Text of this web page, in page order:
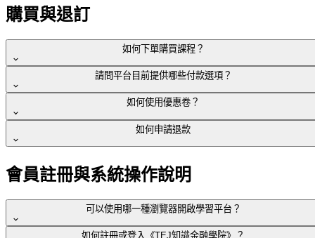
每堂課的課程簡介皆有說明
購買與退訂
如何下單購買課程？
點選課程的【立即購買】按鈕
在課程頁面中找到「立即購買」按鈕
完成付款流程
請依照畫面指示填寫付款資訊
支援多種付款方式（如信用卡、超商付款、ATM匯款）
請問平台目前提供哪些付款選項？
我們支援 【信用卡】、【超商付款】、【ATM匯款】三種付
如何使用優惠卷？
優惠卷會有條件限制效期、折扣數、課程類型或數位教材等折
如何申請退款
退款規則
1.退款金額會依照您當下【實際付款】的金額為主，並依照消
費者原支付的方式返還退款。
會員註冊與系統操作說明
可以使用哪一種瀏覽器開啟學習平台？
如何註冊或登入《TEJ知識金融學院》？